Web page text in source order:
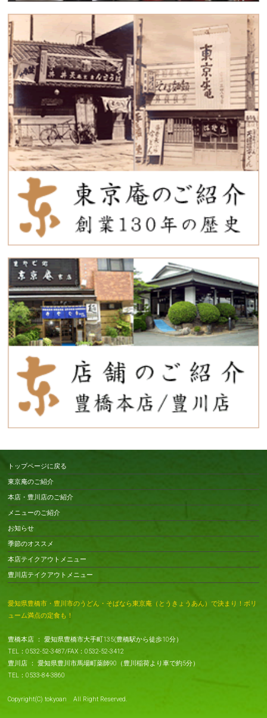
トップページに戻る
東京庵のご紹介
本店・豊川店のご紹介
メニューのご紹介
お知らせ
季節のオススメ
本店テイクアウトメニュー
豊川店テイクアウトメニュー
愛知県豊橋市・豊川市のうどん・そばなら東京庵（とうきょうあん）で決まり！ボリ
ューム満点の定食も！
豊橋本店 ： 愛知県豊橋市大手町135(豊橋駅から徒歩10分）
TEL：0532-52-3487/FAX：0532-52-3412
豊川店 ： 愛知県豊川市馬場町薬師90（豊川稲荷より車で約5分）
TEL：0533-84-3860
Copyright(C) tokyoan All Right Reserved.